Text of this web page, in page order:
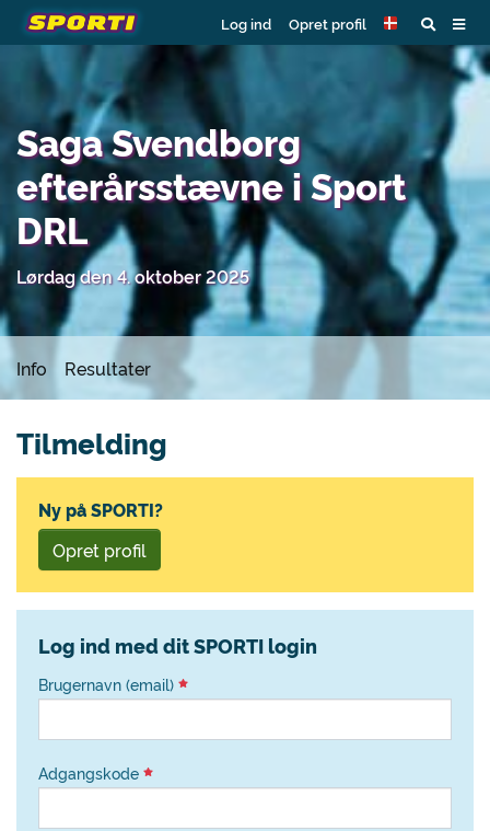
Log ind Opret profil
Saga Svendborg
efterårsstævne i Sport
DRL
Lørdag den 4. oktober 2025
Info Resultater
Tilmelding
Ny på SPORTI?
Opret profil
Log ind med dit SPORTI login
Brugernavn (email)
Adgangskode